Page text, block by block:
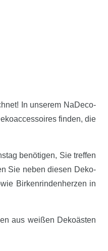
In unserem NaDeco-
finden, die
benötigen, Sie treffen
Sie neben diesen Deko-
Birkenrindenherzen in
aus weißen Dekoästen